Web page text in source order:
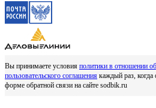
Вы принимаете условия политики в отношении
пользовательского соглашения каждый раз, когда
форме обратной связи на сайте sodbik.ru